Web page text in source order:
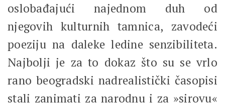
oslobađajući najednom duh od
njegovih kulturnih tamnica, zavodeći
poeziju na daleke ledine senzibiliteta.
Najbolji je za to dokaz što su se vrlo
rano beogradski nadrealistički časopisi
stali zanimati za narodnu i za »sirovu«